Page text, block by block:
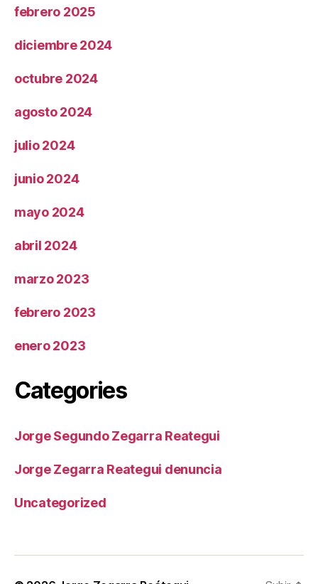
febrero 2025
diciembre 2024
octubre 2024
agosto 2024
julio 2024
junio 2024
mayo 2024
abril 2024
marzo 2023
febrero 2023
enero 2023
Categories
Jorge Segundo Zegarra Reategui
Jorge Zegarra Reategui denuncia
Uncategorized